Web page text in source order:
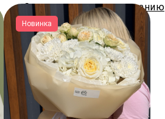
Сортировать: по умолчанию
Новинка